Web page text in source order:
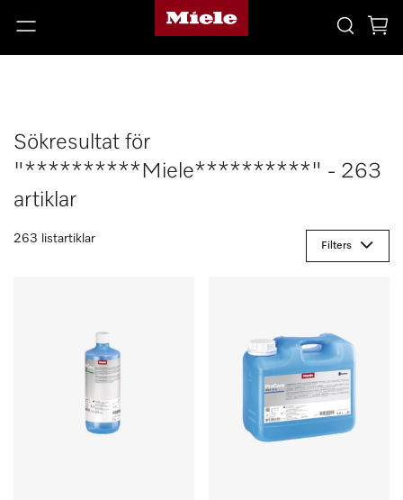
Sökresultat för
"**********Miele**********" - 263
artiklar
263 listartiklar
Filters